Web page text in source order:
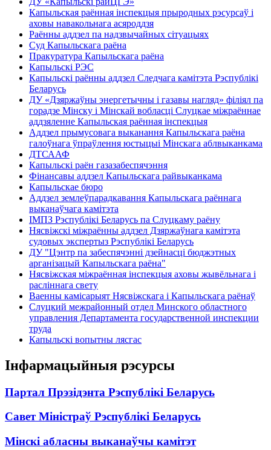
Капыльская раённая інспекцыя прыродных рэсурсаў і
аховы навакольнага асяроддзя
Раённы аддзел па надзвычайных сітуацыях
Суд Капыльскага раёна
Пракуратура Капыльскага раёна
Капыльскі РЭС
Капыльскі раённы аддзел Следчага камітэта Рэспублікі
Беларусь
ДУ «Дзяржаўны энергетычны і газавы нагляд» філіял па
горадзе Мінску і Мінскай вобласці Слуцкае міжраённае
аддзяленне Капыльская раённая інспекцыя
Аддзел прымусовага выканання Капыльскага раёна
галоўнага ўпраўлення юстыцыі Мінскага аблвыканкама
ДТСААФ
Капыльскі раён газазабеспячэння
Фінансавы аддзел Капыльскага райвыканкама
Капыльскае бюро
Аддзел землеўпарадкавання Капыльскага раённага
выканаўчага камітэта
ІМПЗ Рэспублікі Беларусь па Слуцкаму раёну
Нясвіжскі міжраённы аддзел Дзяржаўнага камітэта
судовых экспертыз Рэспублікі Беларусь
ДУ "Цэнтр па забеспячэнні дзейнасці бюджэтных
арганізацый Капыльскага раёна"
Нясвіжская міжраённая інспекцыя аховы жывёльнага і
расліннага свету
Ваенны камісарыят Нясвіжскага і Капыльскага раёнаў
Слуцкий межрайонный отдел Минского областного
управления Департамента государственной инспекции
труда
Капыльскі вопытны лясгас
Інфармацыйныя рэсурсы
Партал Прэзідэнта Рэспублікі Беларусь
Савет Міністраў Рэспублікі Беларусь
Мінскі абласны выканаўчы камітэт